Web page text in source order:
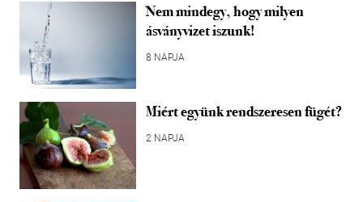
Nem mindegy, hogy milyen
ásványvizet iszunk!
8 NAPJA
Miért együnk rendszeresen fügét?
2 NAPJA